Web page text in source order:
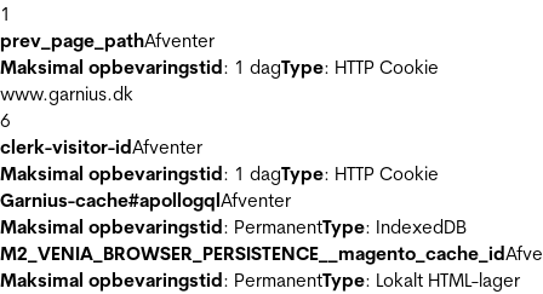
1
prev_page_pathAfventer
Maksimal opbevaringstid: 1 dagType: HTTP Cookie
www.garnius.dk
6
clerk-visitor-idAfventer
Maksimal opbevaringstid: 1 dagType: HTTP Cookie
Garnius-cache#apollogqlAfventer
Maksimal opbevaringstid: PermanentType: IndexedDB
M2_VENIA_BROWSER_PERSISTENCE__magento_cache_id
Maksimal opbevaringstid: PermanentType: Lokalt HTML-lager